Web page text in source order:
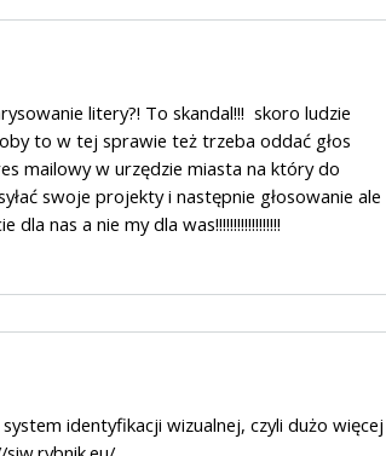
litery?! To skandal!!! skoro ludzie
to w tej sprawie też trzeba oddać głos
mailowy w urzędzie miasta na który do
swoje projekty i następnie głosowanie ale
nas a nie my dla was!!!!!!!!!!!!!!!!!!
identyfikacji wizualnej, czyli dużo więcej